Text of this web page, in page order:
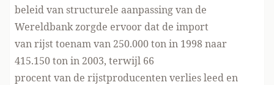
beleid van structurele aanpassing van de
Wereldbank zorgde ervoor dat de import
van rijst toenam van 250.000 ton in 1998 naar
415.150 ton in 2003, terwijl 66
procent van de rijstproducenten verlies leed en